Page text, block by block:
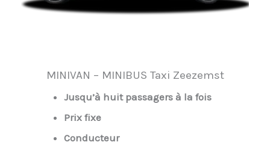
MINIVAN – MINIBUS Taxi Zeezemst
Jusqu’à huit passagers à la fois
Prix fixe
Conducteur